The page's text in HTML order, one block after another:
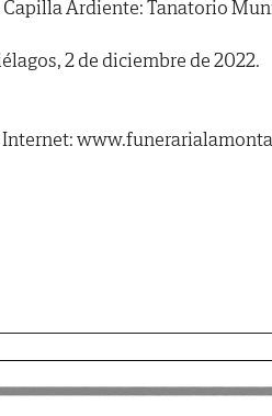
Ardiente: Tanatorio
2 de diciembre de 2022.
Internet: